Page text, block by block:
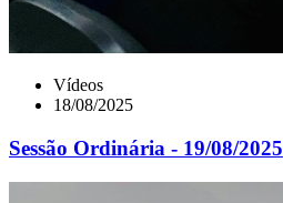
Vídeos
18/08/2025
Sessão Ordinária - 19/08/2025